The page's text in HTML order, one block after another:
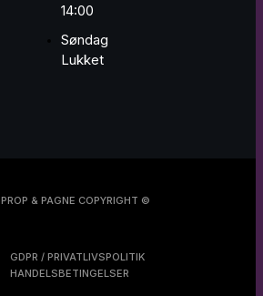
14:00
Søndag
Lukket
PROP & PAGNE COPYRIGHT ©
GDPR / PRIVATLIVSPOLITIK
HANDELSBETINGELSER